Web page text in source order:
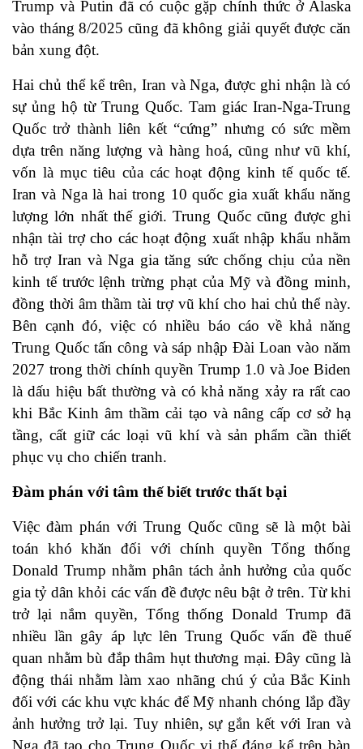
Trump và Putin đã có cuộc gặp chính thức ở Alaska
vào tháng 8/2025 cũng đã không giải quyết được căn
bản xung đột.
Hai chủ thể kể trên, Iran và Nga, được ghi nhận là có
sự ủng hộ từ Trung Quốc. Tam giác Iran-Nga-Trung
Quốc trở thành liên kết “cứng” nhưng có sức mềm
dựa trên năng lượng và hàng hoá, cũng như vũ khí,
vốn là mục tiêu của các hoạt động kinh tế quốc tế.
Iran và Nga là hai trong 10 quốc gia xuất khẩu năng
lượng lớn nhất thế giới. Trung Quốc cũng được ghi
nhận tài trợ cho các hoạt động xuất nhập khẩu nhằm
hỗ trợ Iran và Nga gia tăng sức chống chịu của nền
kinh tế trước lệnh trừng phạt của Mỹ và đồng minh,
đồng thời âm thầm tài trợ vũ khí cho hai chủ thể này.
Bên cạnh đó, việc có nhiều báo cáo về khả năng
Trung Quốc tấn công và sáp nhập Đài Loan vào năm
2027 trong thời chính quyền Trump 1.0 và Joe Biden
là dấu hiệu bất thường và có khả năng xảy ra rất cao
khiBắc Kinh âm thầm cải tạo và nâng cấp cơ sở hạ
tầng, cất giữ các loại vũ khí và sản phẩm cần thiết
phục vụ cho chiến tranh.
Đàm phán với tâm thế biết trước thất bại
Việc đàm phán với Trung Quốc cũng sẽ là một bài
toán khó khăn đối với chính quyền Tổng thống
Donald Trump nhằm phân tách ảnh hưởng của quốc
gia tỷ dân khỏi các vấn đề được nêu bật ở trên. Từ khi
trở lại nắm quyền, Tổng thống Donald Trump đã
nhiều lần gây áp lực lên Trung Quốc vấn đề thuế
quan nhằm bù đắp thâm hụt thương mại. Đây cũng là
động thái nhằm làm xao nhãng chú ý của Bắc Kinh
đối với các khu vực khác để Mỹ nhanh chóng lắp đầy
ảnh hưởng trở lại. Tuy nhiên, sự gắn kết với Iran và